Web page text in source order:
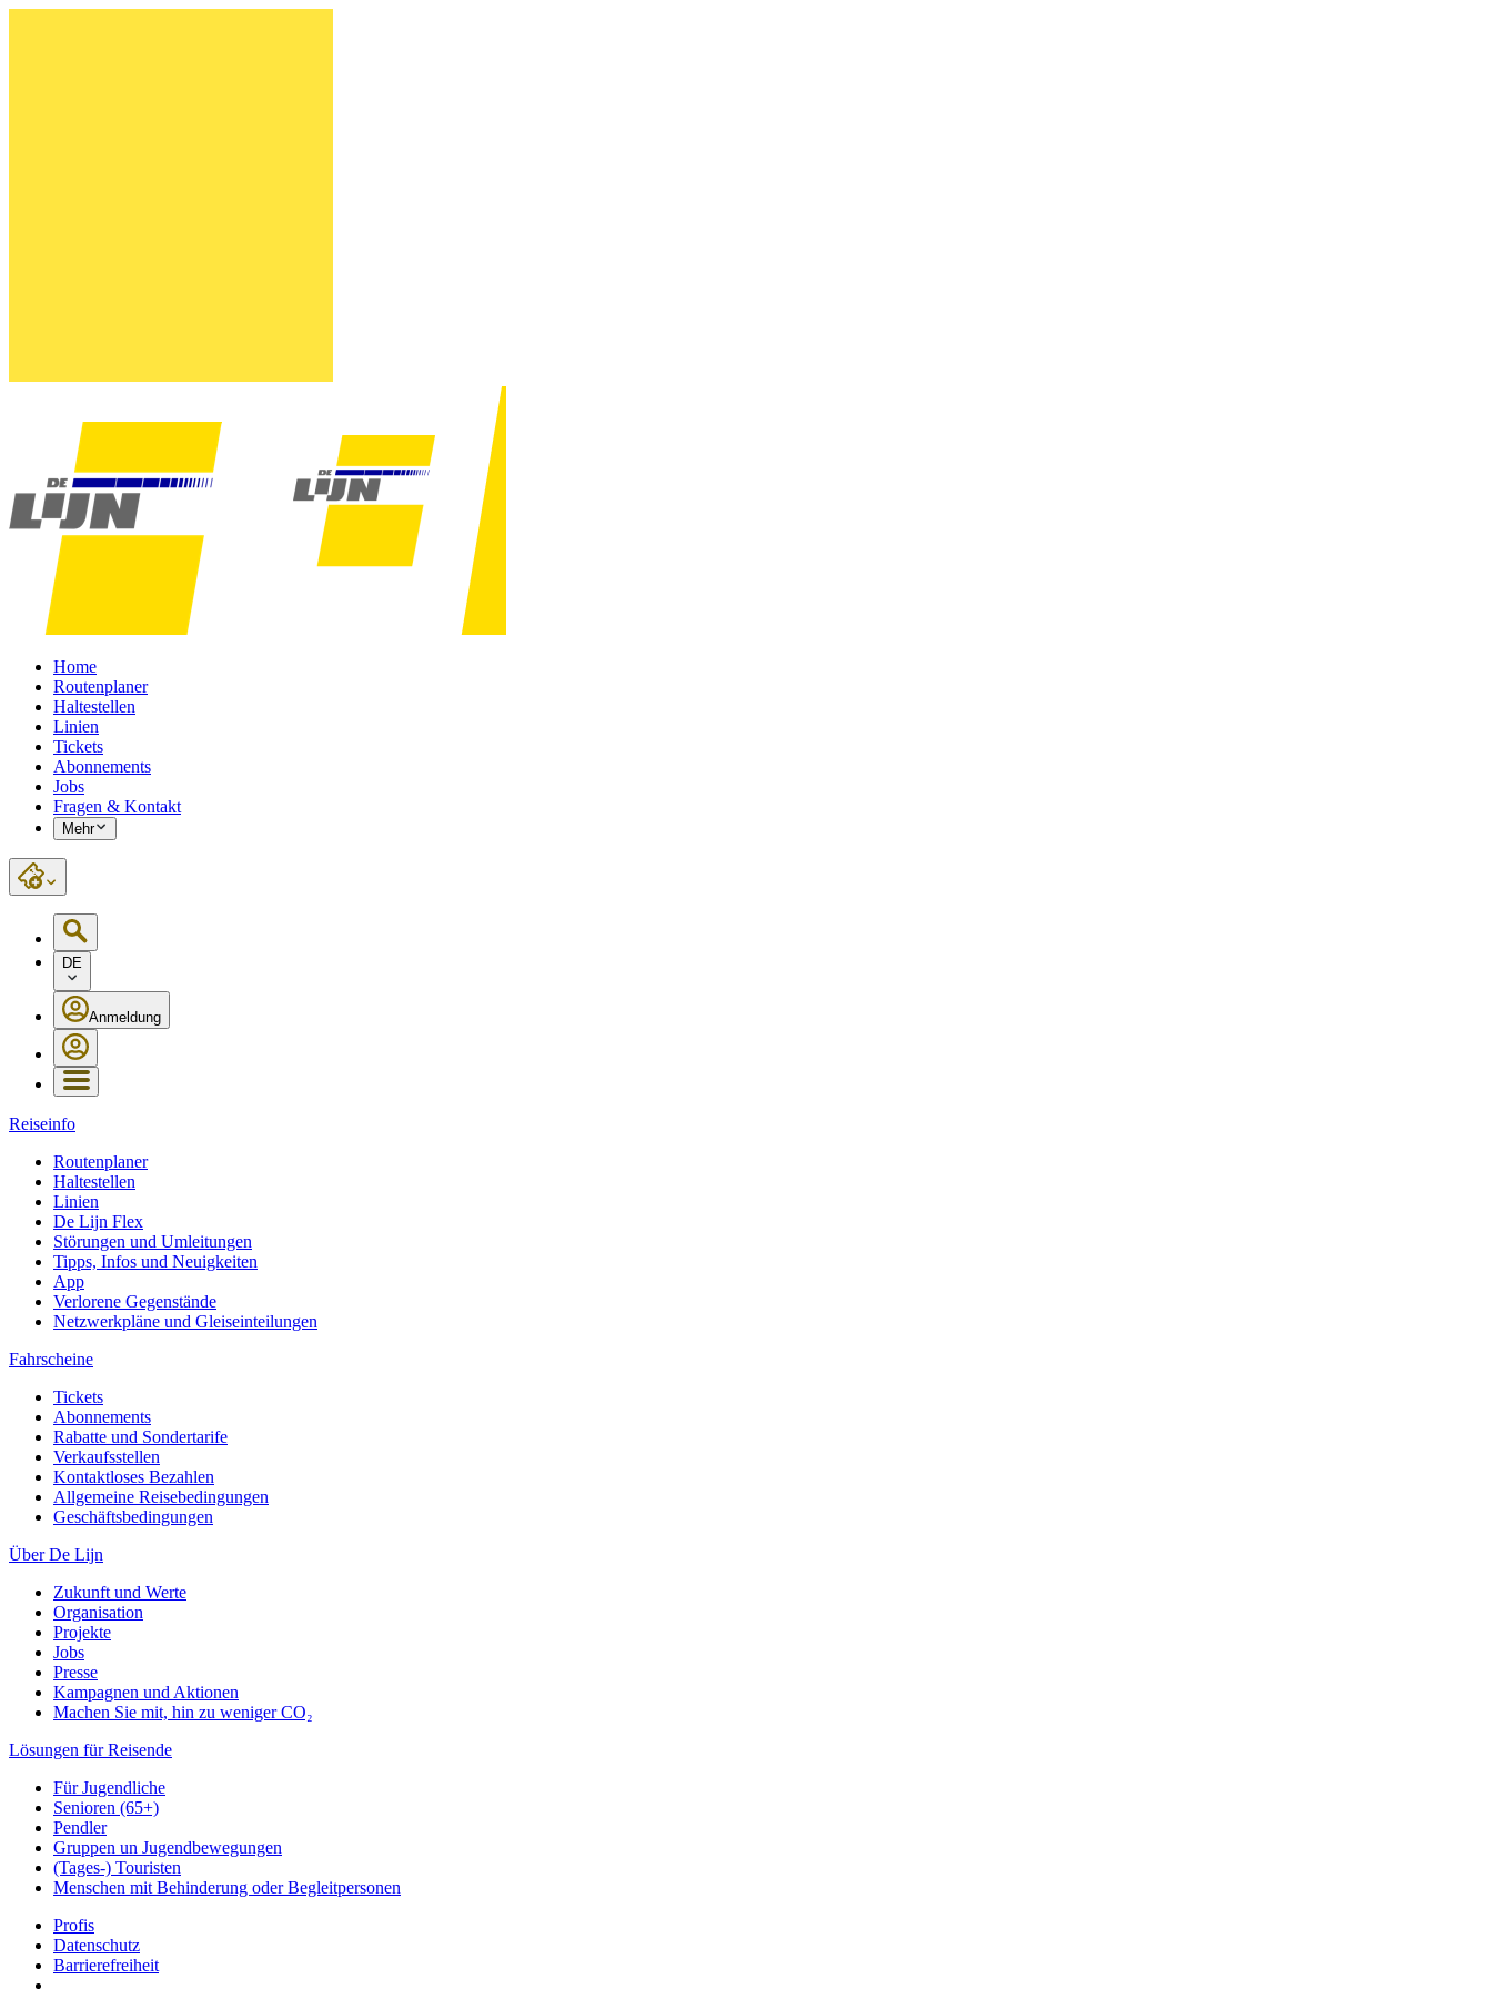
Home
Routenplaner
Haltestellen
Linien
Tickets
Abonnements
Jobs
Fragen & Kontakt
Mehr
DE
Anmeldung
Reiseinfo
Routenplaner
Haltestellen
Linien
De Lijn Flex
Störungen und Umleitungen
Tipps, Infos und Neuigkeiten
App
Verlorene Gegenstände
Netzwerkpläne und Gleiseinteilungen
Fahrscheine
Tickets
Abonnements
Rabatte und Sondertarife
Verkaufsstellen
Kontaktloses Bezahlen
Allgemeine Reisebedingungen
Geschäftsbedingungen
Über De Lijn
Zukunft und Werte
Organisation
Projekte
Jobs
Presse
Kampagnen und Aktionen
Machen Sie mit, hin zu weniger CO₂
Lösungen für Reisende
Für Jugendliche
Senioren (65+)
Pendler
Gruppen un Jugendbewegungen
(Tages-) Touristen
Menschen mit Behinderung oder Begleitpersonen
Profis
Datenschutz
Barrierefreiheit